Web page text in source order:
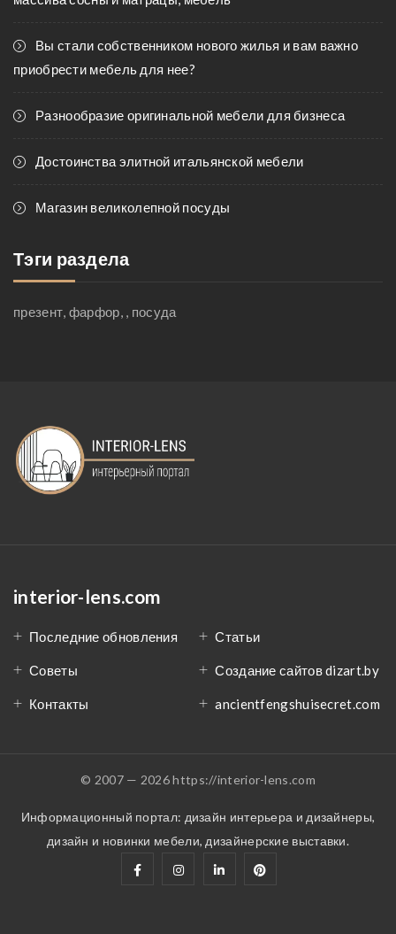
Вы стали собственником нового жилья и вам важно
приобрести мебель для нее?
Разнообразие оригинальной мебели для бизнеса
Достоинства элитной итальянской мебели
Магазин великолепной посуды
Тэги раздела
презент, фарфор, , посуда
interior-lens.com
Последние обновления Статьи
Советы Создание сайтов dizart.by
Контакты ancientfengshuisecret.com
© 2007 — 2026 https://interior-lens.com
Информационный портал: дизайн интерьера и дизайнеры,
дизайн и новинки мебели, дизайнерские выставки.